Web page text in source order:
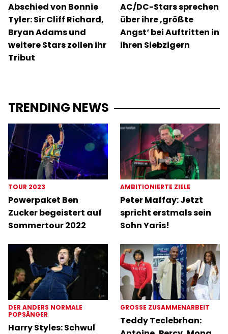
Abschied von Bonnie
Tyler: Sir Cliff Richard,
Bryan Adams und
weitere Stars zollen ihr
Tribut
AC/DC-Stars sprechen
über ihre ‚größte
Angst‘ bei Auftritten in
ihren Siebzigern
TRENDING NEWS
TOUR 2023
Powerpaket Ben
Zucker begeistert auf
Sommertour 2022
AMBITIONIERTE ZIELE
Peter Maffay: Jetzt
spricht erstmals sein
Sohn Yaris!
DER ANDERS NORMALE
POPSÄNGER
Harry Styles: Schwul
GROSSE ZUSAMMENARBEIT
Teddy Teclebrhan: